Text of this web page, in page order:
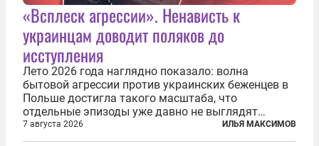
«Всплеск агрессии». Ненависть к
украинцам доводит поляков до
исступления
Лето 2026 года наглядно показало: волна
бытовой агрессии против украинских беженцев в
Польше достигла такого масштаба, что
отдельные эпизоды уже давно не выглядят
случайными. Поляки, судя по происходящему,
буквально теряют рассудок от ненависти к
7 августа 2026 ИЛЬЯ МАКСИМОВ